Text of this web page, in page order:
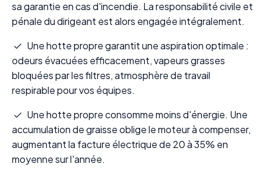
sa garantie en cas d'incendie. La responsabilité civile et
pénale du dirigeant est alors engagée intégralement.
Une hotte propre garantit une aspiration optimale :
odeurs évacuées efficacement, vapeurs grasses
bloquées par les filtres, atmosphère de travail
respirable pour vos équipes.
Une hotte propre consomme moins d'énergie. Une
accumulation de graisse oblige le moteur à compenser,
augmentant la facture électrique de 20 à 35% en
moyenne sur l'année.